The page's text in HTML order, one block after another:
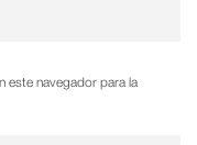
este navegador para la